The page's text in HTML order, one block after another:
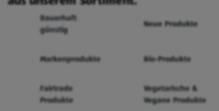
Dauerhaft
günstig
Neue Produkte
Markenprodukte Bio-Produkte
Fairtrade
Produkte
Vegetarische &
Vegane Produkte